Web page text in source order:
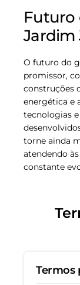
Futuro
Jardim
O futuro do
promissor,
construções
energética e
tecnologias
torne ainda
atendendo
constante
Termos